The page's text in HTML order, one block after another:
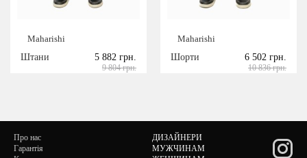
Maharishi
Штани
5 882 грн.
9 804 грн.
Maharishi
Шорти
6 502 грн.
10 836 грн.
Про нас
Гарантія
ДИЗАЙНЕРИ
МУЖЧИНАМ